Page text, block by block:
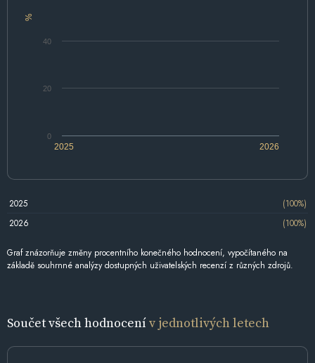
%
2025 2026
0
20
40
2025
(100%)
2026
(100%)
Graf znázorňuje změny procentního konečného hodnocení, vypočítaného na
základě souhrnné analýzy dostupných uživatelských recenzí z různých zdrojů.
Součet všech hodnocenív jednotlivých letech